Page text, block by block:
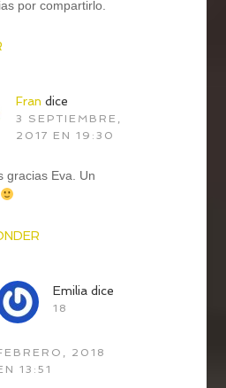
por compartirlo.
Fran dice
3 SEPTIEMBRE,
2017 EN 19:30
gracias Eva. Un
Emilia dice
18
2018
13:51